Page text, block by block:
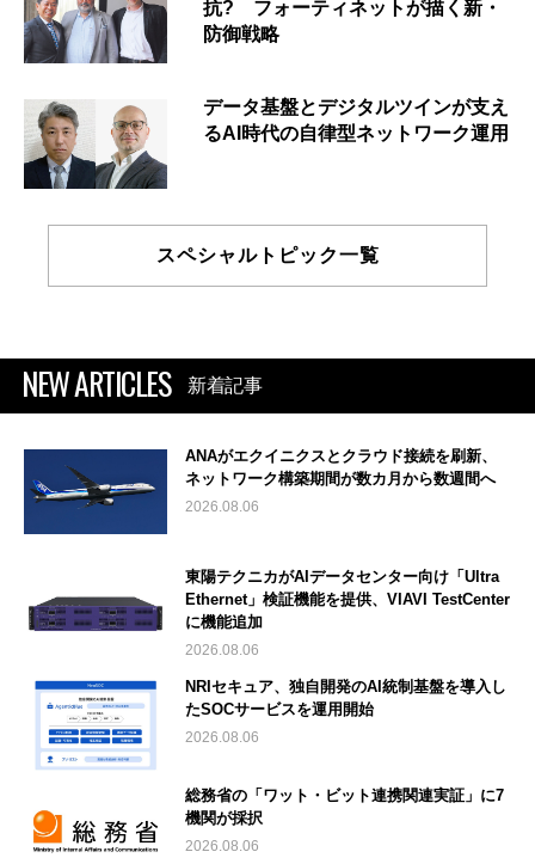
抗? フォーティネットが描く新・
防御戦略
データ基盤とデジタルツインが支え
るAI時代の自律型ネットワーク運用
スペシャルトピック一覧
NEW ARTICLES 新着記事
ANAがエクイニクスとクラウド接続を刷新、
ネットワーク構築期間が数カ月から数週間へ
2026.08.06
東陽テクニカがAIデータセンター向け「Ultra
Ethernet」検証機能を提供、VIAVI TestCenter
に機能追加
2026.08.06
NRIセキュア、独自開発のAI統制基盤を導入し
たSOCサービスを運用開始
2026.08.06
総務省の「ワット・ビット連携関連実証」に7
機関が採択
2026.08.06